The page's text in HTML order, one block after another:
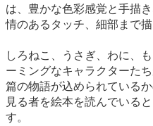
は、豊かな色彩感覚と手描
情のあるタッチ、細部まで
しろねこ、うさぎ、わに、
ーミングなキャラクターた
篇の物語が込められているか
見る者を絵本を読んでいる
す。